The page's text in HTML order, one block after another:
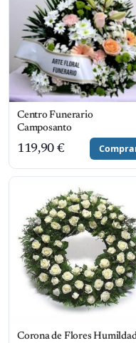
Centro Funerario
Camposanto
119,90 €
Corona de Flores